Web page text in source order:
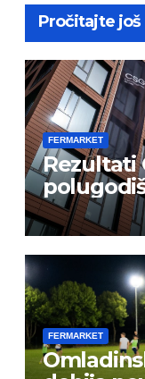
Pročitajte još
FERMARKET
Rezultati
FERMARKET